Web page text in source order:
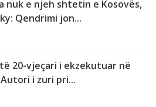
nuk e njeh shtetin e Kosovës,
Qendrimi jon...
20-vjeçari i ekzekutuar në
i zuri pri...